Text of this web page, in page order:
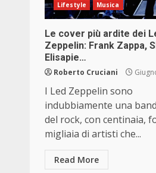
Lifestyle Musica
Le cover più ardite dei
Zeppelin: Frank Zappa,
Elisapie…
Roberto Cruciani
I Led Zeppelin sono
indubbiamente una
del rock, con centinaia,
migliaia di artisti che...
Read More